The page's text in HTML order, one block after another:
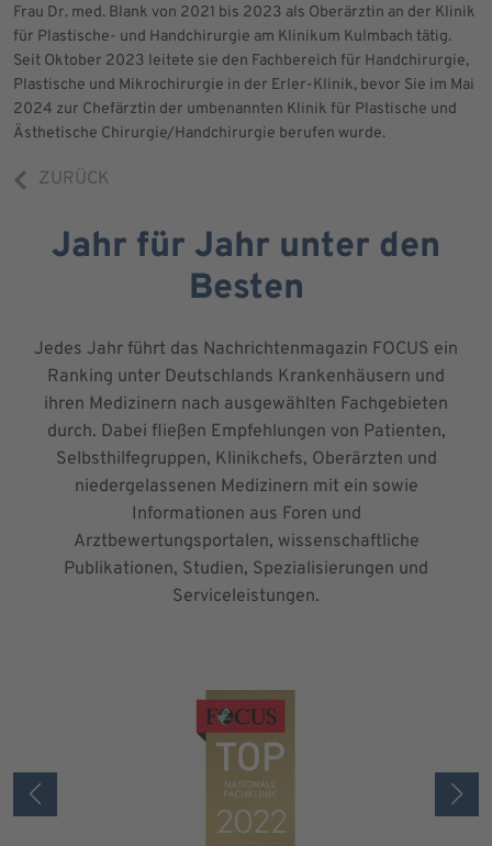
Frau Dr. med. Blank von 2021 bis 2023 als Oberärztin an der Klinik
für Plastische- und Handchirurgie am Klinikum Kulmbach tätig.
Seit Oktober 2023 leitete sie den Fachbereich für Handchirurgie,
Plastische und Mikrochirurgie in der Erler-Klinik, bevor Sie im Mai
2024 zur Chefärztin der umbenannten Klinik für Plastische und
Ästhetische Chirurgie/Handchirurgie berufen wurde.
ZURÜCK
Jahr für Jahr unter den
Besten
Jedes Jahr führt das Nachrichtenmagazin FOCUS ein
Ranking unter Deutschlands Krankenhäusern und
ihren Medizinern nach ausgewählten Fachgebieten
durch. Dabei fließen Empfehlungen von Patienten,
Selbsthilfegruppen, Klinikchefs, Oberärzten und
niedergelassenen Medizinern mit ein sowie
Informationen aus Foren und
Arztbewertungsportalen, wissenschaftliche
Publikationen, Studien, Spezialisierungen und
Serviceleistungen.